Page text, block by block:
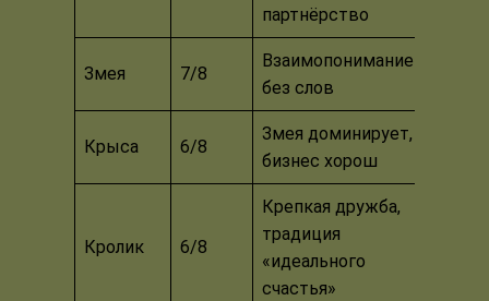
партнёрство
Змея 7/8
Взаимопонимание
без слов
Крыса 6/8
Змея доминирует,
бизнес хорош
Кролик 6/8
Крепкая дружба,
традиция
«идеального
счастья»